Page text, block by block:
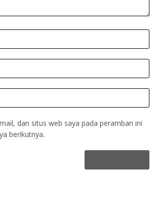
dan situs web saya pada peramban ini
berikutnya.